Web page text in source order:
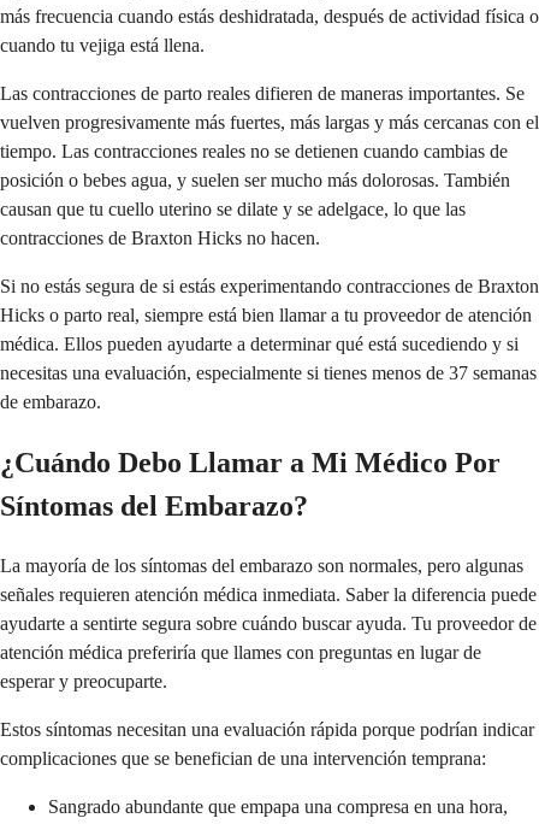
más frecuencia cuando estás deshidratada, después de actividad física o
cuando tu vejiga está llena.
Las contracciones de parto reales difieren de maneras importantes. Se
vuelven progresivamente más fuertes, más largas y más cercanas con el
tiempo. Las contracciones reales no se detienen cuando cambias de
posición o bebes agua, y suelen ser mucho más dolorosas. También
causan que tu cuello uterino se dilate y se adelgace, lo que las
contracciones de Braxton Hicks no hacen.
Si no estás segura de si estás experimentando contracciones de Braxton
Hicks o parto real, siempre está bien llamar a tu proveedor de atención
médica. Ellos pueden ayudarte a determinar qué está sucediendo y si
necesitas una evaluación, especialmente si tienes menos de 37 semanas
de embarazo.
¿Cuándo Debo Llamar a Mi Médico Por
Síntomas del Embarazo?
La mayoría de los síntomas del embarazo son normales, pero algunas
señales requieren atención médica inmediata. Saber la diferencia puede
ayudarte a sentirte segura sobre cuándo buscar ayuda. Tu proveedor de
atención médica preferiría que llames con preguntas en lugar de
esperar y preocuparte.
Estos síntomas necesitan una evaluación rápida porque podrían indicar
complicaciones que se benefician de una intervención temprana:
Sangrado abundante que empapa una compresa en una hora,